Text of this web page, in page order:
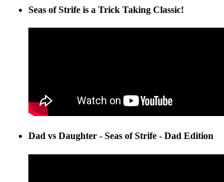
Seas of Strife is a Trick Taking Classic!
Dad vs Daughter - Seas of Strife - Dad Edition